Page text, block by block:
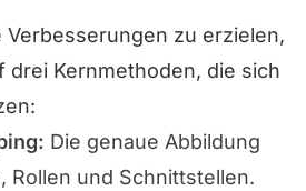
Verbesserungen zu erzielen,
drei Kernmethoden, die sich
Die genaue Abbildung
Rollen und Schnittstellen.